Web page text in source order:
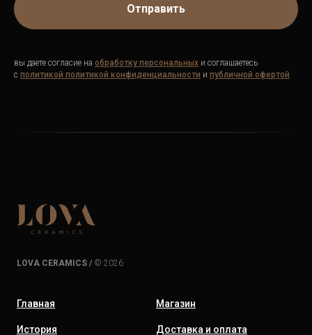
Отправить
вы даете согласие на обработку персональных и соглашаетесь
c политикой политикой конфиденциальности и публичной офертой
LOVA CERAMICS / © 2026
Главная
История
Магазин
Доставка и оплата